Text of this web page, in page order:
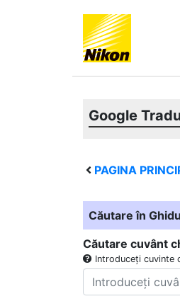
Google
PAGINA
Căutare în
Căutare cuvânt
Introduceți cuvinte